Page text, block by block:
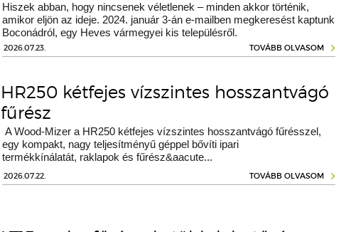
Hiszek abban, hogy nincsenek véletlenek – minden akkor történik,
amikor eljön az ideje. 2024. január 3-án e-mailben megkeresést kaptunk
Boconádról, egy Heves vármegyei kis településről.
2026.07.23. TOVÁBB OLVASOM
HR250 kétfejes vízszintes hosszantvágó
fűrész
A Wood-Mizer a HR250 kétfejes vízszintes hosszantvágó fűrésszel,
egy kompakt, nagy teljesítményű géppel bővíti ipari
termékkínálatát, raklapok és fűrész&aacute...
2026.07.22. TOVÁBB OLVASOM